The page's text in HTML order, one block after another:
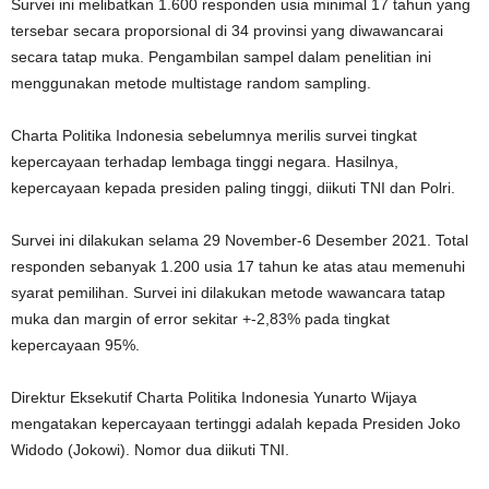
Survei ini melibatkan 1.600 responden usia minimal 17 tahun yang
tersebar secara proporsional di 34 provinsi yang diwawancarai
secara tatap muka. Pengambilan sampel dalam penelitian ini
menggunakan metode multistage random sampling.
Charta Politika Indonesia sebelumnya merilis survei tingkat
kepercayaan terhadap lembaga tinggi negara. Hasilnya,
kepercayaan kepada presiden paling tinggi, diikuti TNI dan Polri.
Survei ini dilakukan selama 29 November-6 Desember 2021. Total
responden sebanyak 1.200 usia 17 tahun ke atas atau memenuhi
syarat pemilihan. Survei ini dilakukan metode wawancara tatap
muka dan margin of error sekitar +-2,83% pada tingkat
kepercayaan 95%.
Direktur Eksekutif Charta Politika Indonesia Yunarto Wijaya
mengatakan kepercayaan tertinggi adalah kepada Presiden Joko
Widodo (Jokowi). Nomor dua diikuti TNI.